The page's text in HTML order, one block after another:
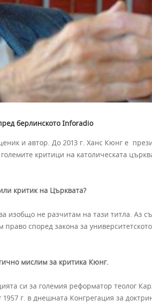
берлинското Inforadio
и автор. До 2013 г. Ханс Кюнг е
критици на католическата
критик на Църквата?
изобщо не разчитам на тази титла. Аз
според закона за
мислим за критика Кюнг.
си за големия реформатор теолог
г. в днешната Конгрегация за